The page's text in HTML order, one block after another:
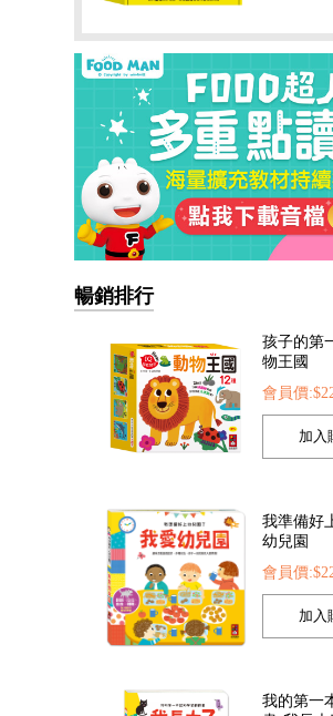
暢銷排行
孩子的第
物王國
會員價
我準備好
幼兒園
會員價
我的第一
書-我長大
會員價